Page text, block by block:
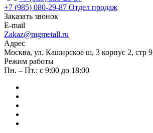
+7 (985) 080-29-87 Отдел продаж
Заказать звонок
E-mail
Zakaz@mgmetall.ru
Адрес
Москва, ул. Каширское ш, 3 корпус 2, стр 9
Режим работы
Пн. – Пт.: с 9:00 до 18:00